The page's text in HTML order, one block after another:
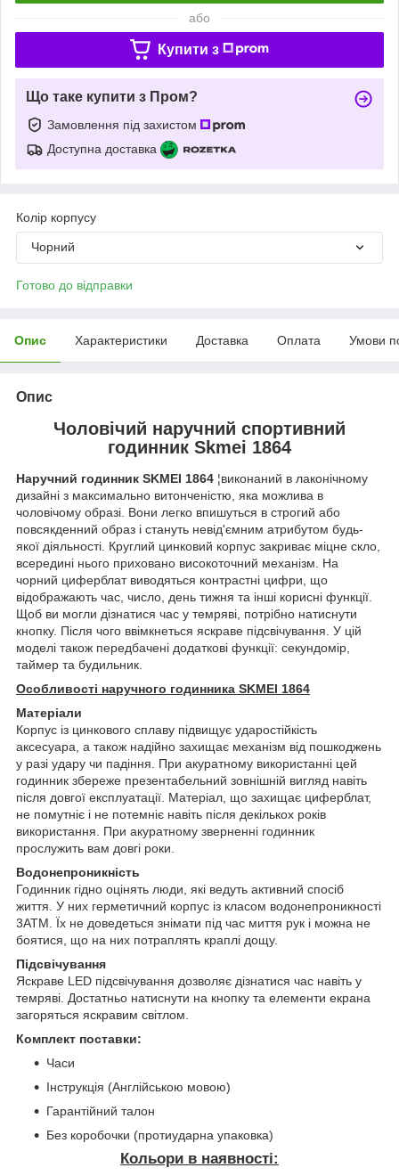
або
Купити з
Що таке купити з Пром?
Замовлення під захистом
Доступна доставка
Колір корпусу
Чорний
Готово до відправки
Опис Характеристики Доставка Оплата Умови
Опис
Чоловічий наручний спортивний
годинник Skmei 1864
Наручний годинник SKMEI 1864 ¦виконаний в лаконічному
дизайні з максимально витонченістю, яка можлива в
чоловічому образі. Вони легко впишуться в строгий або
повсякденний образ і стануть невід'ємним атрибутом будь-
якої діяльності. Круглий цинковий корпус закриває міцне скло,
всередині нього приховано високоточний механізм. На
чорний циферблат виводяться контрастні цифри, що
відображають час, число, день тижня та інші корисні функції.
Щоб ви могли дізнатися час у темряві, потрібно натиснути
кнопку. Після чого ввімкнеться яскраве підсвічування. У цій
моделі також передбачені додаткові функції: секундомір,
таймер та будильник.
Особливості наручного годинника SKMEI 1864
Матеріали
Корпус із цинкового сплаву підвищує ударостійкість
аксесуара, а також надійно захищає механізм від пошкоджень
у разі удару чи падіння. При акуратному використанні цей
годинник збереже презентабельний зовнішній вигляд навіть
після довгої експлуатації. Матеріал, що захищає циферблат,
не помутніє і не потемніє навіть після декількох років
використання. При акуратному зверненні годинник
прослужить вам довгі роки.
Водонепроникність
Годинник гідно оцінять люди, які ведуть активний спосіб
життя. У них герметичний корпус із класом водонепроникності
3ATM. Їх не доведеться знімати під час миття рук і можна не
боятися, що на них потраплять краплі дощу.
Підсвічування
Яскраве LED підсвічування дозволяє дізнатися час навіть у
темряві. Достатньо натиснути на кнопку та елементи екрана
загоряться яскравим світлом.
Комплект поставки:
Часи
Інструкція (Англійською мовою)
Гарантійний талон
Без коробочки (протиударна упаковка)
Кольори в наявності: